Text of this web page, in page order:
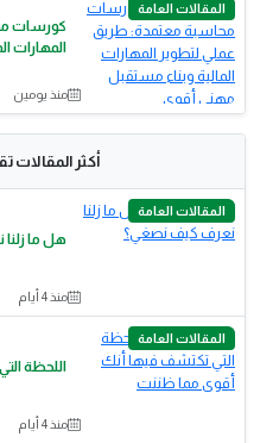
المقالات العامة
كورسات
المهارات
منذ يومين
أكثر المقالات
المقالات العامة
هل ما
منذ 4 أيام
المقالات العامة
اللحظة
منذ 4 أيام